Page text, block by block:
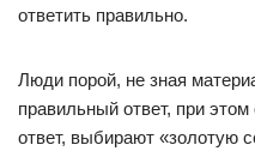
ответить правильно.
Люди порой, не зная
правильный ответ, при
ответ, выбирают «золотую